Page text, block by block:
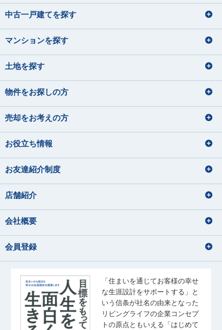
中古一戸建てを探す
マンションを探す
土地を探す
物件をお探しの方
売却をお考えの方
お役立ち情報
お友達紹介制度
店舗紹介
会社概要
会員登録
「住まいを通じてお客様の幸せ
な生涯設計をサポートする」と
いう信条が社名の由来となった
リビングライフの企業コンセプ
トの原点ともいえる「はじめて